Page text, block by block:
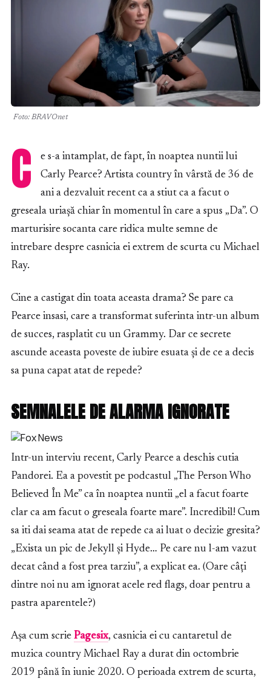
Foto: BRAVOnet
C
e s-a intamplat, de fapt, în noaptea nuntii lui
Carly Pearce? Artista country în vârstă de 36 de
ani a dezvaluit recent ca a stiut ca a facut o
greseala uriașă chiar în momentul în care a spus „Da”. O
marturisire socanta care ridica multe semne de
intrebare despre casnicia ei extrem de scurta cu Michael
Ray.
Cine a castigat din toata aceasta drama? Se pare ca
Pearce insasi, care a transformat suferinta intr-un album
de succes, rasplatit cu un Grammy. Dar ce secrete
ascunde aceasta poveste de iubire esuata și de ce a decis
sa puna capat atat de repede?
SEMNALELE DE ALARMA IGNORATE
Intr-un interviu recent, Carly Pearce a deschis cutia
Pandorei. Ea a povestit pe podcastul „The Person Who
Believed În Me” ca în noaptea nuntii „el a facut foarte
clar ca am facut o greseala foarte mare”. Incredibil! Cum
sa iti dai seama atat de repede ca ai luat o decizie gresita?
„Exista un pic de Jekyll și Hyde… Pe care nu l-am vazut
decat când a fost prea tarziu”, a explicat ea. (Oare câți
dintre noi nu am ignorat acele red flags, doar pentru a
pastra aparentele?)
Așa cum scrie Pagesix, casnicia ei cu cantaretul de
muzica country Michael Ray a durat din octombrie
2019 până în iunie 2020. O perioada extrem de scurta,